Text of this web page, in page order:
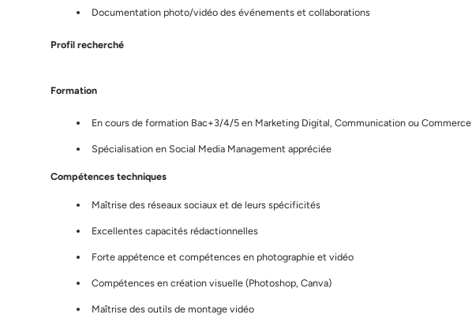
Documentation photo/vidéo des événements et collaborations
Profil recherché
Formation
En cours de formation Bac+3/4/5 en Marketing Digital, Communication ou Commerce
Spécialisation en Social Media Management appréciée
Compétences techniques
Maîtrise des réseaux sociaux et de leurs spécificités
Excellentes capacités rédactionnelles
Forte appétence et compétences en photographie et vidéo
Compétences en création visuelle (Photoshop, Canva)
Maîtrise des outils de montage vidéo